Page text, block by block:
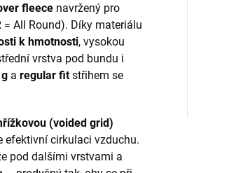
fleece navržený pro
All Round). Díky materiálu
k hmotnosti, vysokou
vrstva pod bundu i
a regular fitstřihem se
(voided grid)
efektivní cirkulaci vzduchu.
pod dalšími vrstvami a